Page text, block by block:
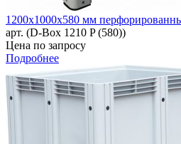
1200x1000x580 мм
арт. (D-Box 1210 P (580))
Цена по запросу
Подробнее